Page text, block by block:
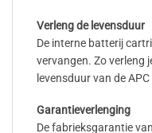
Verleng de levensduur
De interne batterij
vervangen. Zo verleng
levensduur van de
Garantieverlenging
De fabrieksgarantie